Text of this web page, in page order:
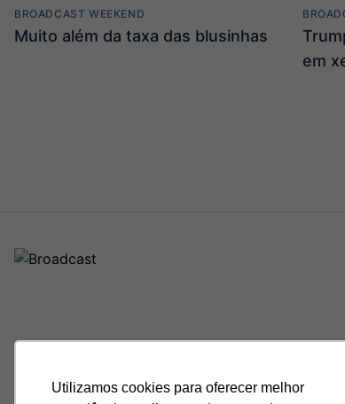
Utilizamos cookies para oferecer melhor
BROADCAST WEEKEND
Muito além da taxa das blusinhas
em